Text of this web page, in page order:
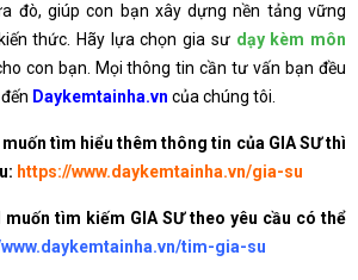
đò, giúp con bạn xây dựng nền tảng vững
thức. Hãy lựa chọn gia sư dạy kèm môn
con bạn. Mọi thông tin cần tư vấn bạn đều
Daykemtainha.vn của chúng tôi.
muốn tìm hiểu thêm thông tin của GIA SƯ thì
https://www.daykemtainha.vn/gia-su
muốn tìm kiếm GIA SƯ theo yêu cầu có thể
tim-gia-su